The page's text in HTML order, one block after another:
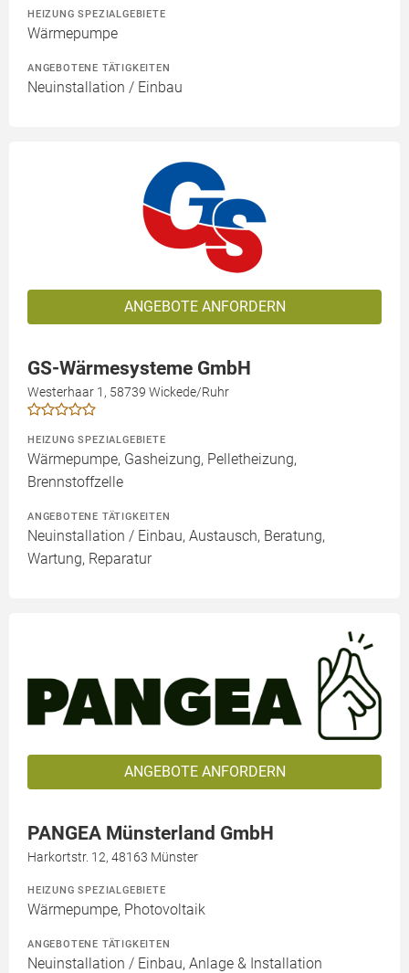
HEIZUNG SPEZIALGEBIETE
Wärmepumpe
ANGEBOTENE TÄTIGKEITEN
Neuinstallation / Einbau
ANGEBOTE ANFORDERN
GS-Wärmesysteme GmbH
Westerhaar 1, 58739 Wickede/Ruhr
HEIZUNG SPEZIALGEBIETE
Wärmepumpe, Gasheizung, Pelletheizung,
Brennstoffzelle
ANGEBOTENE TÄTIGKEITEN
Neuinstallation / Einbau, Austausch, Beratung,
Wartung, Reparatur
ANGEBOTE ANFORDERN
PANGEA Münsterland GmbH
Harkortstr. 12, 48163 Münster
HEIZUNG SPEZIALGEBIETE
Wärmepumpe, Photovoltaik
ANGEBOTENE TÄTIGKEITEN
Neuinstallation / Einbau, Anlage & Installation